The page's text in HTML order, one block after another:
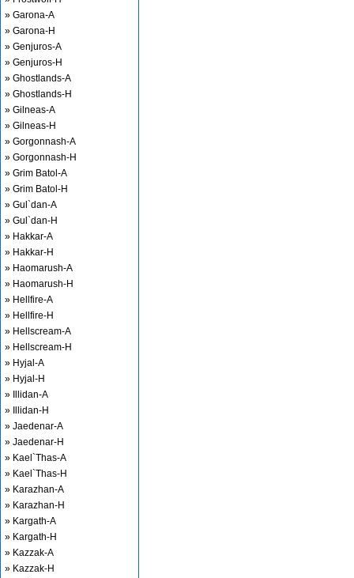
» Garona-A
» Garona-H
» Genjuros-A
» Genjuros-H
» Ghostlands-A
» Ghostlands-H
» Gilneas-A
» Gilneas-H
» Gorgonnash-A
» Gorgonnash-H
» Grim Batol-A
» Grim Batol-H
» Gul`dan-A
» Gul`dan-H
» Hakkar-A
» Hakkar-H
» Haomarush-A
» Haomarush-H
» Hellfire-A
» Hellfire-H
» Hellscream-A
» Hellscream-H
» Hyjal-A
» Hyjal-H
» Illidan-A
» Illidan-H
» Jaedenar-A
» Jaedenar-H
» Kael`Thas-A
» Kael`Thas-H
» Karazhan-A
» Karazhan-H
» Kargath-A
» Kargath-H
» Kazzak-A
» Kazzak-H